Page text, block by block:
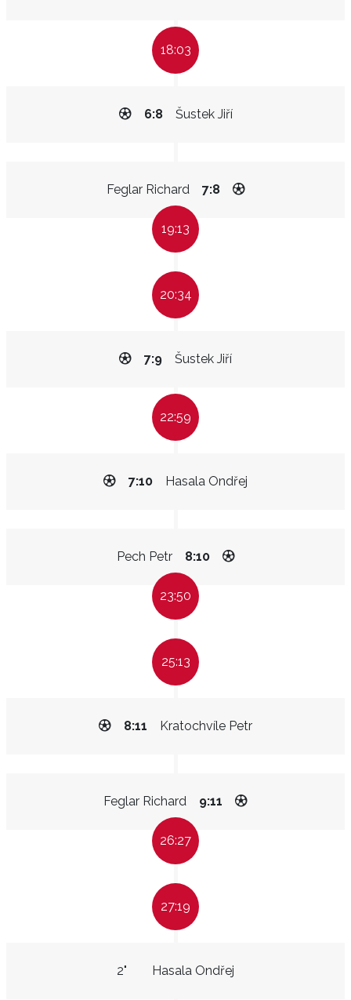
18:03
Šustek Jiří
6:8
Feglar Richard 7:8
19:13
20:34
Šustek Jiří
7:9
22:59
Hasala Ondřej
7:10
Pech Petr 8:10
23:50
25:13
Kratochvíle Petr
8:11
Feglar Richard 9:11
26:27
27:19
Hasala Ondřej
2"